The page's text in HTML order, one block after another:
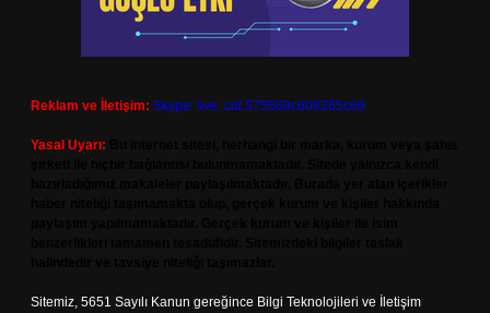
Reklam ve İletişim: Skype: live:.cid.575569c608265c69
Yasal Uyarı:
Sitemiz, 5651 Sayılı Kanun gereğince Bilgi Teknolojileri ve İletişim